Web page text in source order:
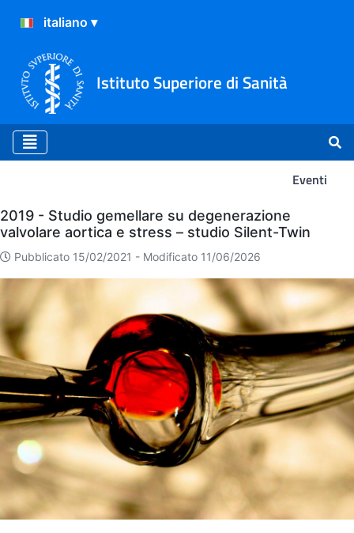
Istituto Superiore di Sanità
Eventi
Eventi
2019 - Studio gemellare su degenerazione
valvolare aortica e stress – studio Silent-Twin
Pubblicato 15/02/2021 - Modificato 11/06/2026